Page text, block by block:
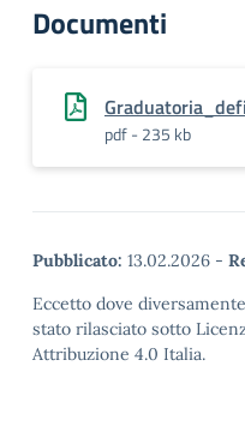
Documenti
pdf - 235 kb
Pubblicato: 13.02.2026 -
Eccetto dove
stato rilasciato sotto
Attribuzione 4.0 Italia.